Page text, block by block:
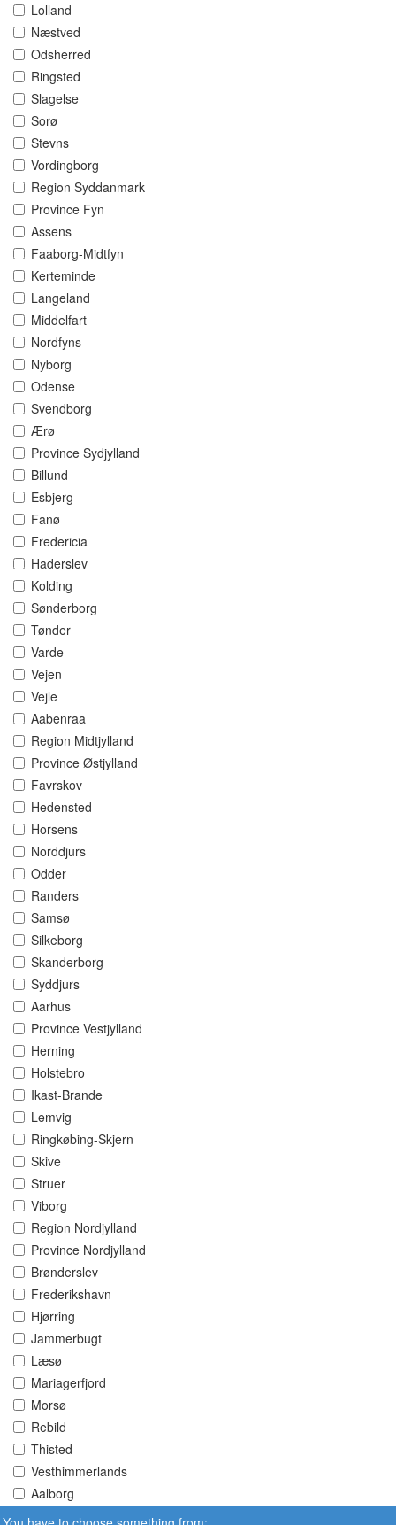
Lolland
Næstved
Odsherred
Ringsted
Slagelse
Sorø
Stevns
Vordingborg
Region Syddanmark
Province Fyn
Assens
Faaborg-Midtfyn
Kerteminde
Langeland
Middelfart
Nordfyns
Nyborg
Odense
Svendborg
Ærø
Province Sydjylland
Billund
Esbjerg
Fanø
Fredericia
Haderslev
Kolding
Sønderborg
Tønder
Varde
Vejen
Vejle
Aabenraa
Region Midtjylland
Province Østjylland
Favrskov
Hedensted
Horsens
Norddjurs
Odder
Randers
Samsø
Silkeborg
Skanderborg
Syddjurs
Aarhus
Province Vestjylland
Herning
Holstebro
Ikast-Brande
Lemvig
Ringkøbing-Skjern
Skive
Struer
Viborg
Region Nordjylland
Province Nordjylland
Brønderslev
Frederikshavn
Hjørring
Jammerbugt
Læsø
Mariagerfjord
Morsø
Rebild
Thisted
Vesthimmerlands
Aalborg